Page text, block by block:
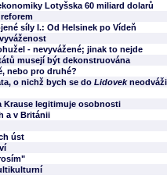
Lotyšska 60 miliard dolarů
síly I.: Od Helsinek po Vídeň
- nevyvážené; jinak to nejde
musejí být dekonstruována
nebo pro druhé?
o nichž bych se do Lidovek
Krause legitimuje osobnosti
a v Británii
úst